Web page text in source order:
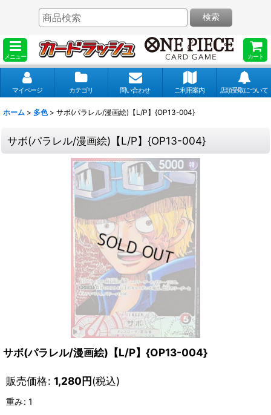
メニュー カート
検索
マイページ カテゴリ 問い合わせ ご利用案内 店頭受取について
ホーム > 多色 > サボ(パラレル/漫画絵)【L/P】{OP13-004}
サボ(パラレル/漫画絵)【L/P】{OP13-004}
サボ(パラレル/漫画絵)【L/P】{OP13-004}
販売価格: 1,280円(税込)
重み: 1